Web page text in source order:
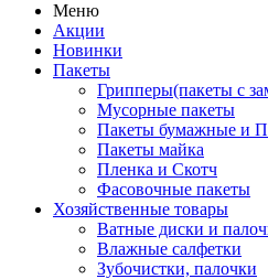
Меню
Акции
Новинки
Пакеты
Грипперы(пакеты с
Мусорные пакеты
Пакеты бумажные и
Пакеты майка
Пленка и Скотч
Фасовочные пакеты
Хозяйственные товары
Ватные диски и
Влажные салфетки
Зубочистки, палочки